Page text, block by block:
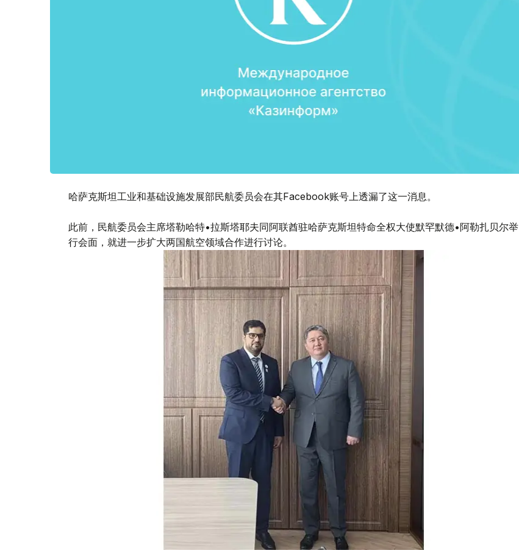
哈萨克斯坦工业和基础设施发展部民航委员会在其Facebook账号上透漏了这一消息。
此前，民航委员会主席塔勒哈特•拉斯塔耶夫同阿联酋驻哈萨克斯坦特命全权大使默罕默德•阿勒扎贝尔举
行会面，就进一步扩大两国航空领域合作进行讨论。